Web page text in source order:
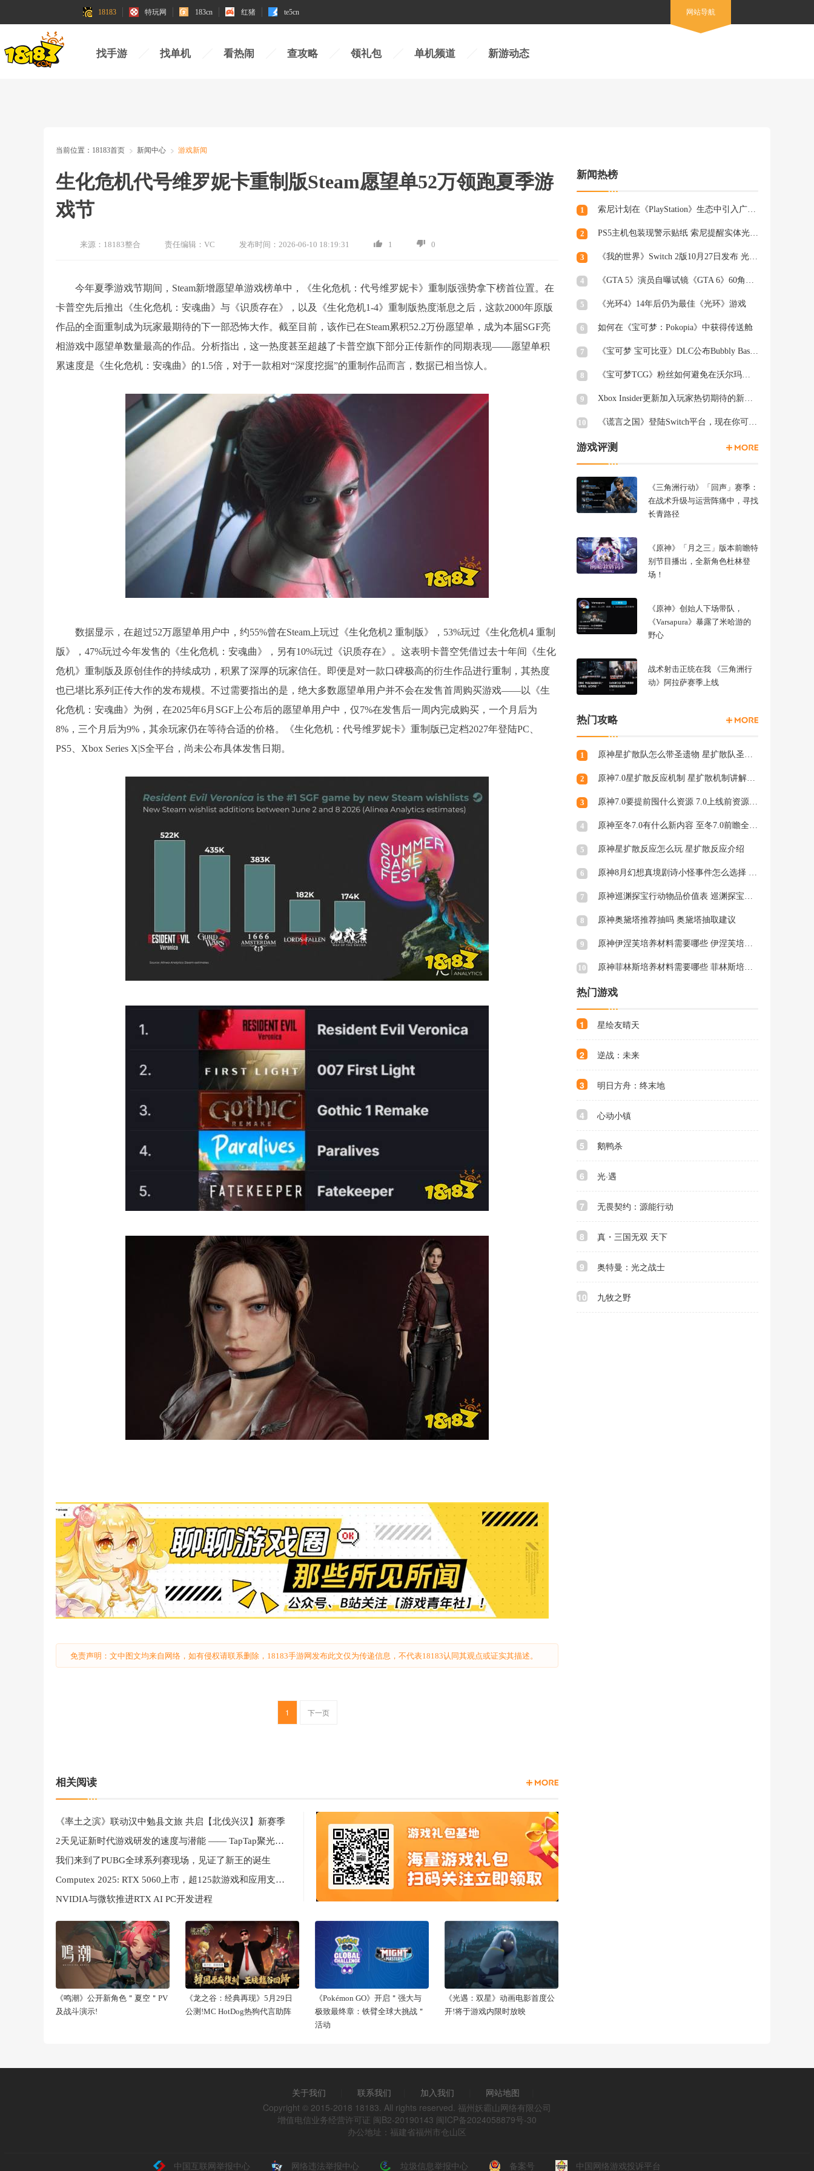
18183 特玩网 183cn 红猪 te5cn 网站导航
找手游 找单机 看热闹 查攻略 领礼包 单机频道 新游动态
当前位置： 18183首页 新闻中心 游戏新闻
生化危机代号维罗妮卡重制版Steam愿望单52万领跑夏季游
戏节
来源： 18183整合 责任编辑： VC 发布时间： 2026-06-10 18:19:31 1 0
今年夏季游戏节期间，Steam新增愿望单游戏榜单中，《生化危机：代号维罗妮卡》重制版强势拿下榜首位置。在
卡普空先后推出《生化危机：安魂曲》与《识质存在》，以及《生化危机1-4》重制版热度渐息之后，这款2000年原版
作品的全面重制成为玩家最期待的下一部恐怖大作。截至目前，该作已在Steam累积52.2万份愿望单，成为本届SGF亮
相游戏中愿望单数量最高的作品。分析指出，这一热度甚至超越了卡普空旗下部分正传新作的同期表现——愿望单积
累速度是《生化危机：安魂曲》的1.5倍，对于一款相对“深度挖掘”的重制作品而言，数据已相当惊人。
数据显示，在超过52万愿望单用户中，约55%曾在Steam上玩过《生化危机2 重制版》，53%玩过《生化危机4 重制
版》，47%玩过今年发售的《生化危机：安魂曲》，另有10%玩过《识质存在》。这表明卡普空凭借过去十年间《生化
危机》重制版及原创佳作的持续成功，积累了深厚的玩家信任。即便是对一款口碑极高的衍生作品进行重制，其热度
也已堪比系列正传大作的发布规模。不过需要指出的是，绝大多数愿望单用户并不会在发售首周购买游戏——以《生
化危机：安魂曲》为例，在2025年6月SGF上公布后的愿望单用户中，仅7%在发售后一周内完成购买，一个月后为
8%，三个月后为9%，其余玩家仍在等待合适的价格。《生化危机：代号维罗妮卡》重制版已定档2027年登陆PC、
PS5、Xbox Series X|S全平台，尚未公布具体发售日期。
免责声明：文中图文均来自网络，如有侵权请联系删除，18183手游网发布此文仅为传递信息，不代表18183认同其观点或证实其描述。
1 下一页
相关阅读
《率土之滨》联动汉中勉县文旅 共启【北伐兴汉】新赛季
2天见证新时代游戏研发的速度与潜能 —— TapTap聚光灯48小时GameJam开启报名
我们来到了PUBG全球系列赛现场，见证了新王的诞生
Computex 2025: RTX 5060上市，超125款游戏和应用支持DLSS 4
NVIDIA与微软推进RTX AI PC开发进程
《鸣潮》公开新角色＂夏空＂PV
及战斗演示!
《龙之谷：经典再现》5月29日
公测!MC HotDog热狗代言助阵
《Pokémon GO》开启＂强大与
极致最终章：铁臂全球大挑战＂
活动
《光遇：双星》动画电影首度公
开!将于游戏内限时放映
新闻热榜
1 索尼计划在《PlayStation》生态中引入广告，组建专业营销团队
2 PS5主机包装现警示贴纸 索尼提醒实体光盘生产将终止
3 《我的世界》Switch 2版10月27日发布 光照阴影升级
4 《GTA 5》演员自曝试镜《GTA 6》60角色均未获回复
5 《光环4》14年后仍为最佳《光环》游戏
6 如何在《宝可梦：Pokopia》中获得传送舱
7 《宝可梦 宝可比亚》DLC公布Bubbly Basin Habitat Dex列表
8 《宝可梦TCG》粉丝如何避免在沃尔玛周三被“烤”
9 Xbox Insider更新加入玩家热切期待的新功能
10 《谎言之国》登陆Switch平台，现在你可以在厕所里愤怒退出游戏
游戏评测
《三角洲行动》「回声」赛季：
在战术升级与运营阵痛中，寻找
长青路径
《原神》「月之三」版本前瞻特
别节目播出，全新角色杜林登
场！
《原神》创始人下场带队，
《Varsapura》暴露了米哈游的
野心
战术射击正统在我 《三角洲行
动》阿拉萨赛季上线
热门攻略
1 原神星扩散队怎么带圣遗物 星扩散队圣遗物超前攻略
2 原神7.0星扩散反应机制 星扩散机制讲解及计算公式
3 原神7.0要提前囤什么资源 7.0上线前资源规划建议
4 原神至冬7.0有什么新内容 至冬7.0前瞻全汇总
5 原神星扩散反应怎么玩 星扩散反应介绍
6 原神8月幻想真境剧诗小怪事件怎么选择 8月幻想真境剧诗小怪事件选择指南
7 原神巡渊探宝行动物品价值表 巡渊探宝行动物品价值一览
8 原神奥黛塔推荐抽吗 奥黛塔抽取建议
9 原神伊涅芙培养材料需要哪些 伊涅芙培养材料全收集攻略
10 原神菲林斯培养材料需要哪些 菲林斯培养材料全收集攻略
热门游戏
1 星绘友晴天
2 逆战：未来
3 明日方舟：终末地
4 心动小镇
5 鹅鸭杀
6 光·遇
7 无畏契约：源能行动
8 真・三国无双 天下
9 奥特曼：光之战士
10 九牧之野
关于我们 联系我们 加入我们 网站地图
Copyright © 2015-2018 18183. All rights reserved. 福州妖霸山网络有限公司
增值电信业务经营许可证 闽B2-20190143 闽ICP备2024058879号-30
办公地址：福建省福州市仓山区
中国互联网举报中心 网络违法举报中心 垃圾信息举报中心 备案号 中国网络游戏投诉平台